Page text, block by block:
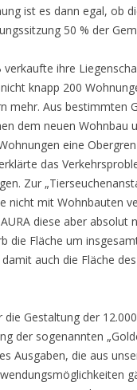
ist es dann egal, ob
50 % der
ihre
knapp 200
mehr. Aus bestimmten
dem neuen Wohnbau
eine
das
Zur
nicht mit Wohnbauten
diese aber absolut
die Fläche um
auch die Fläche
Gestaltung der
der sogenannten
Ausgaben, die aus